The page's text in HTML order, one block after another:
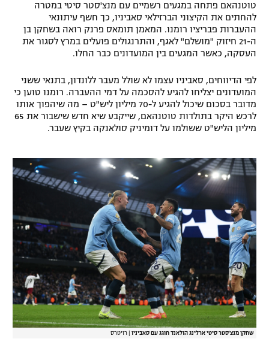
תקנון עבור פעילות ספורט 1 – "מרלן"
גיימינג E-Sports
תנאי שימוש
מדיניות פרטיות
תקנון פעילות ספורט 1
רשיון להקרנה פומבית לבית עסק
הצטרפות לחבילת הערוצים
לוח דרושים – ג'ובנט
תגיות
המגזין
בייסבול MLB
ספורט אתגרי ואקסטרים
גיימינג E-Sports
טוטנהאם פתחה במגעים רשמיים עם מנצ'סטר סיטי במטרה
להחתים את הקיצוני הברזילאי סאביניו, כך חשף עיתונאי
ההעברות פבריציו רומנו. המאמן תומאס פרנק רואה בשחקן בן
ה-21 חיזוק "מושלם" לאגף, והתרנגולים פועלים במרץ לסגור את
העסקה, כאשר המגעים בין המועדונים כבר החלו.
לפי הדיווחים, סאביניו עצמו לא שולל מעבר ללונדון, בתנאי ששני
המועדונים יצליחו להגיע להסכמה על דמי ההעברה. רומנו טוען כי
מדובר בסכום שיכול להגיע ל-70 מיליון ליש"ט – מה שיהפוך אותו
לרכש היקר בתולדות טוטנהאם, שייקבע שיא חדש שישבור את 65
מיליון הליש"ט ששולמו על דומיניק סולאנקה בקיץ שעבר.
שחקן מנצ'סטר סיטי ארלינג הולאנד חוגג עם סאביניו רויטרס